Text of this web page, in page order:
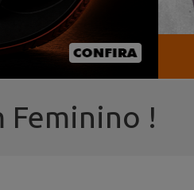
Feminino !